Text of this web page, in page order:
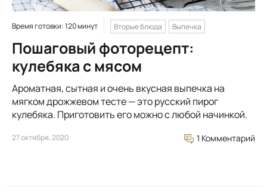
Время готовки: 120 минут Вторые блюда Выпечка
Пошаговый фоторецепт:
кулебяка с мясом
Ароматная, сытная и очень вкусная выпечка на
мягком дрожжевом тесте — это русский пирог
кулебяка. Приготовить его можно с любой начинкой.
27 октября, 2020 1 Комментарий